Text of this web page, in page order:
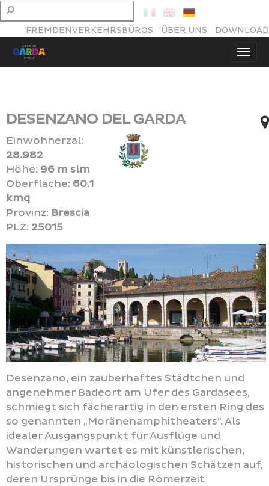
FREMDENVERKEHRSBÜROS ÜBER UNS DOWNLOAD
DESENZANO DEL GARDA
Einwohnerzal:
28.982
Höhe: 96 m slm
Oberfläche: 60.1
kmq
Provinz: Brescia
PLZ: 25015
Desenzano, ein zauberhaftes Städtchen und
angenehmer Badeort am Ufer des Gardasees,
schmiegt sich fächerartig in den ersten Ring des
so genannten „Moränenamphitheaters“. Als
idealer Ausgangspunkt für Ausflüge und
Wanderungen wartet es mit künstlerischen,
historischen und archäologischen Schätzen auf,
deren Ursprünge bis in die Römerzeit